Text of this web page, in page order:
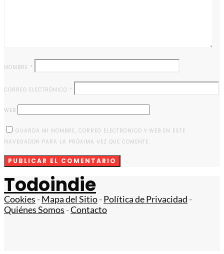
NOMBRE *
CORREO ELECTRÓNICO *
WEB
GUARDA MI NOMBRE, CORREO ELECTRÓNICO Y WEB EN ESTE
NAVEGADOR PARA LA PRÓXIMA VEZ QUE COMENTE.
Todoindie
Cookies -Mapa del Sitio-Política de Privacidad -
Quiénes Somos -Contacto